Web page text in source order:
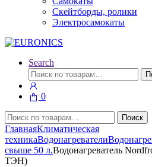
Скейтборды, ролики
Электросамокаты
Search
Искать:
0
Искать:
Поиск
ГлавнаяКлиматическая
техникаВодонагреватели
свыше 50 л.Водонагреватель
ТЭН)